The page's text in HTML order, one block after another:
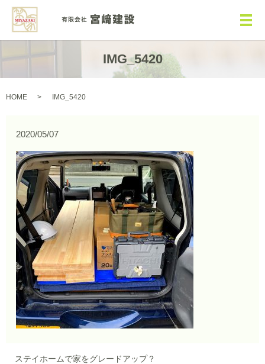
メ
IMG_5420
HOME IMG_5420
2020/05/07
ステイホームで家をグレードアップ？